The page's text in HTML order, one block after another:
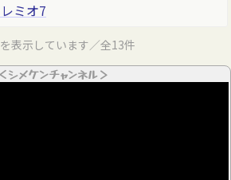
ミオ7
表示しています／全13件
＜シメケンチャンネル＞